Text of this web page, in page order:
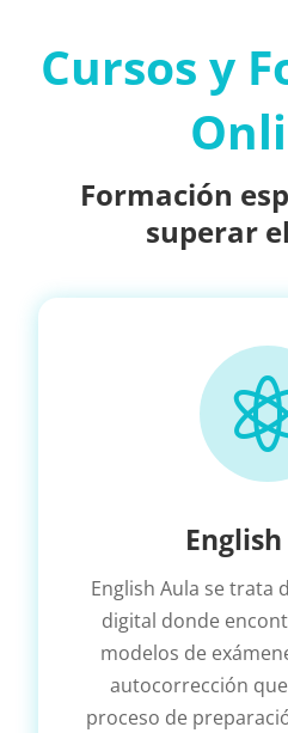
Cursos y
Formación
superar
English Aula se trata
digital donde
modelos de
autocorrección
proceso de